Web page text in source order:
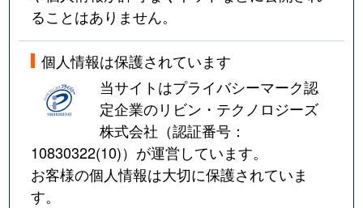
北条
130万円
北条
200万円
北条
1,200万円
つくば
洞下
40万円
つくば
牧園
240万円
ひたち野うしく
ることはありません。
個人情報は保護されています
当サイトはプライバシーマーク認
定企業のリビン・テクノロジーズ
株式会社（認証番号：
10830322(10)）が運営しています。
お客様の個人情報は大切に保護されていま
す。